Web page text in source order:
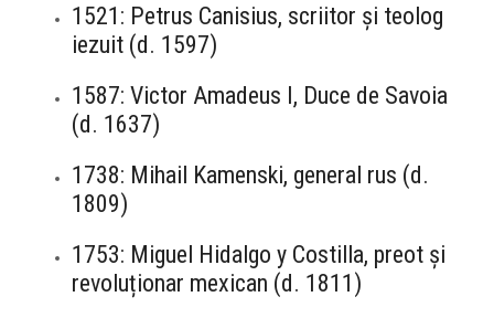
1521: Petrus Canisius, scriitor și teolog
iezuit (d. 1597)
1587: Victor Amadeus I, Duce de Savoia
(d. 1637)
1738: Mihail Kamenski, general rus (d.
1809)
1753: Miguel Hidalgo y Costilla, preot și
revoluționar mexican (d. 1811)